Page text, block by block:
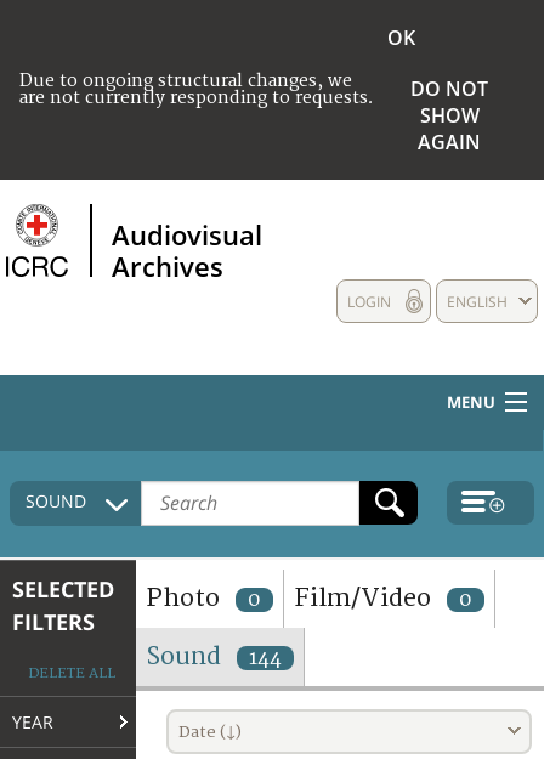
Due to ongoing structural changes, we
are not currently responding to requests.
OK
DO NOT
SHOW
AGAIN
Audiovisual
Archives
ENGLISH
LOGIN
MENU
HOME
COLLECTIONS DESCRIPTION
TERMS AND CONDITIONS OF USE
FAQ
SOUND
SELECTED
FILTERS
DELETE ALL
YEAR
Photo 0 Film/Video 0
Sound 144
Date (↓)